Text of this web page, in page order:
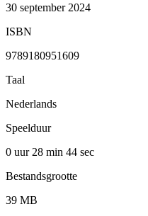
30 september 2024
ISBN
9789180951609
Taal
Nederlands
Speelduur
0 uur 28 min 44 sec
Bestandsgrootte
39 MB